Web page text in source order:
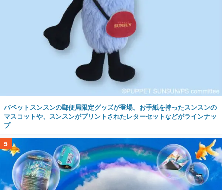
パペットスンスンの郵便局限定グッズが登場。お手紙を持ったスンスンの
マスコットや、スンスンがプリントされたレターセットなどがラインナッ
プ
5